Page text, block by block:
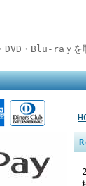
DVD・Blu-raｙを